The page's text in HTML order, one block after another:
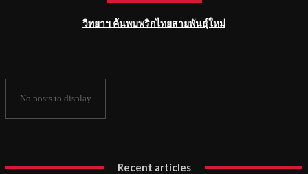
วิทยาฯ ค้นพบพริกไทยสายพันธุ์ใหม่
No posts to display
Recent articles